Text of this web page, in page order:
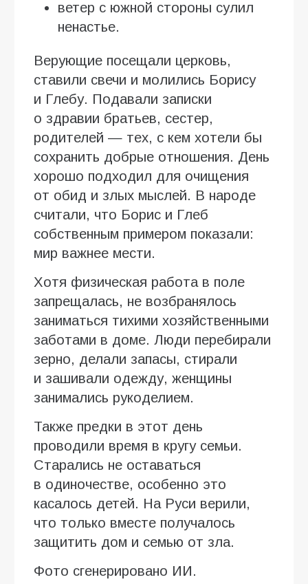
ветер с южной стороны сулил
ненастье.
Верующие посещали церковь,
ставили свечи и молились Борису
и Глебу. Подавали записки
о здравии братьев, сестер,
родителей — тех, с кем хотели бы
сохранить добрые отношения. День
хорошо подходил для очищения
от обид и злых мыслей. В народе
считали, что Борис и Глеб
собственным примером показали:
мир важнее мести.
Хотя физическая работа в поле
запрещалась, не возбранялось
заниматься тихими хозяйственными
заботами в доме. Люди перебирали
зерно, делали запасы, стирали
и зашивали одежду, женщины
занимались рукоделием.
Также предки в этот день
проводили время в кругу семьи.
Старались не оставаться
в одиночестве, особенно это
касалось детей. На Руси верили,
что только вместе получалось
защитить дом и семью от зла.
Фото сгенерировано ИИ.